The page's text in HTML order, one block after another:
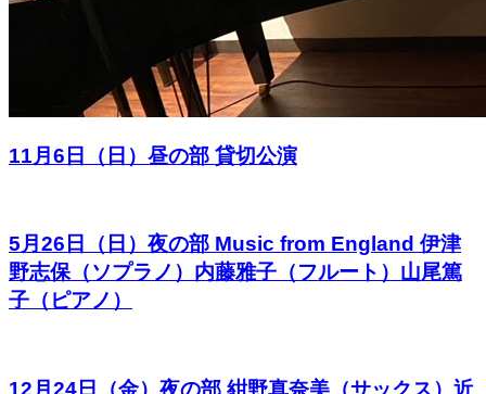
11月6日（日）昼の部 貸切公演
5月26日（日）夜の部 Music from England 伊津
野志保（ソプラノ）内藤雅子（フルート）山尾篤
子（ピアノ）
12月24日（金）夜の部 紺野真奈美（サックス）近